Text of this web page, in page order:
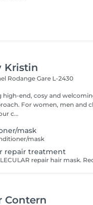
Kristin
RodangeGare L-2430
high-end, cosy and
For women, men and
c...
mask
mask
repair treatment
Contern